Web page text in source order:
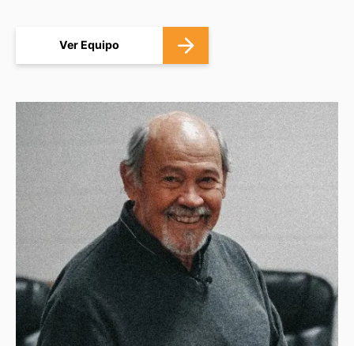
Ver Equipo